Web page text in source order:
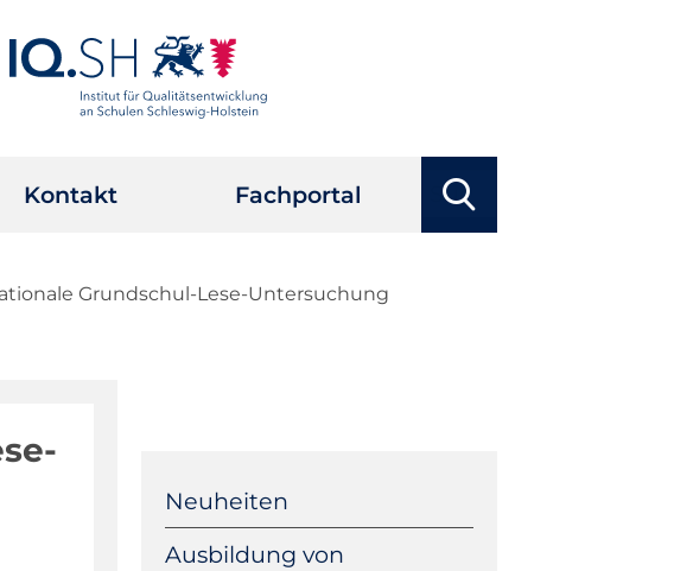
Kontakt Fachportal Suchbegriffe
Grundschul-Lese-Untersuchung
überspringen
Neuheiten
Ausbildung von